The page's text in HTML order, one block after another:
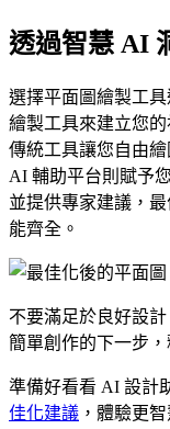
透過智慧 AI
選擇平面圖繪製工
繪製工具來建立您
傳統工具讓您自由
AI 輔助平台則賦予
並提供專家建議，
能齊全。
不要滿足於良好設
簡單創作的下一步
準備好看看 AI 設計
佳化建議 ，體驗更